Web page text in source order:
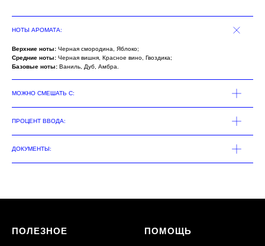
НОТЫ АРОМАТА:
Верхние ноты: Черная смородина, Яблоко;
Средние ноты: Черная вишня, Красное вино, Гвоздика;
Базовые ноты: Ваниль, Дуб, Амбра.
МОЖНО СМЕШАТЬ С:
ПРОЦЕНТ ВВОДА:
ДОКУМЕНТЫ:
ПОЛЕЗНОЕ ПОМОЩЬ